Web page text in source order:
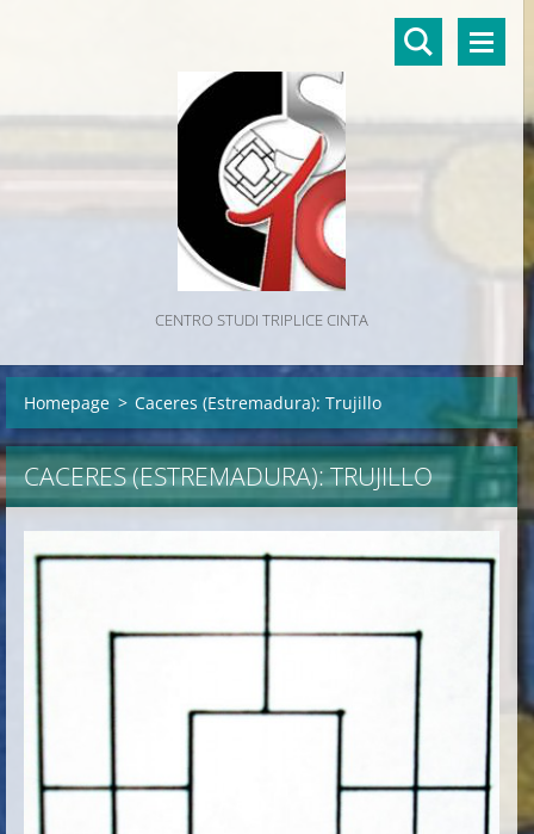
CENTRO STUDI TRIPLICE CINTA
Homepage > Caceres (Estremadura): Trujillo
CACERES (ESTREMADURA): TRUJILLO